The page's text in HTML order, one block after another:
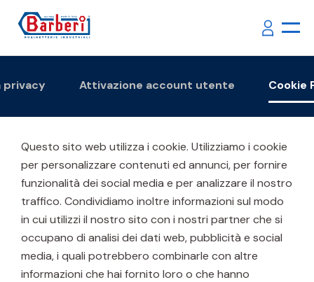
privacy Attivazione account utente Cookie
Questo sito web utilizza i cookie. Utilizziamo i cookie
per personalizzare contenuti ed annunci, per fornire
funzionalità dei social media e per analizzare il nostro
traffico. Condividiamo inoltre informazioni sul modo
in cui utilizzi il nostro sito con i nostri partner che si
occupano di analisi dei dati web, pubblicità e social
media, i quali potrebbero combinarle con altre
informazioni che hai fornito loro o che hanno